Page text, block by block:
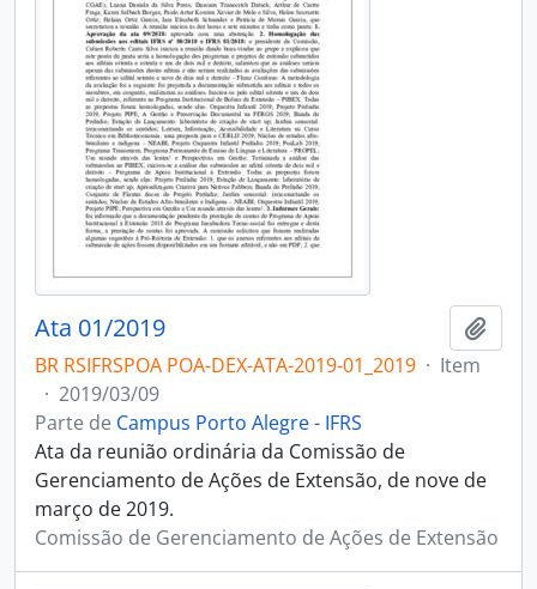
Ata 01/2019
BR RSIFRSPOA POA-DEX-ATA-2019-01_2019 · Item
· 2019/03/09
Parte de Campus Porto Alegre - IFRS
Ata da reunião ordinária da Comissão de
Gerenciamento de Ações de Extensão, de nove de
março de 2019.
Comissão de Gerenciamento de Ações de Extensão